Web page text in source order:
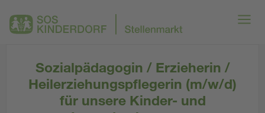
Sozialpädagogin / Erzieherin /
Heilerziehungspflegerin (m/w/d)
für unsere Kinder- und